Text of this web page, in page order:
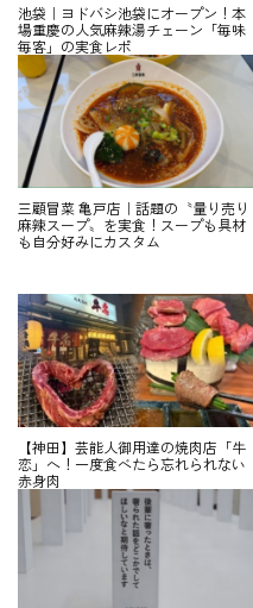
池袋｜ヨドバシ池袋にオープン！本
場重慶の人気麻辣湯チェーン「毎味
毎客」の実食レポ
三顧冒菜 亀戸店｜話題の〝量り売り
麻辣スープ〟を実食！スープも具材
も自分好みにカスタム
【神田】芸能人御用達の焼肉店「牛
恋」へ！一度食べたら忘れられない
赤身肉